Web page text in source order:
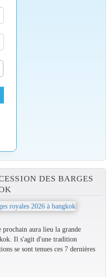
DES BARGES
prochain aura lieu la grande
Il s'agit d'une tradition
se sont tenues ces 7 dernières